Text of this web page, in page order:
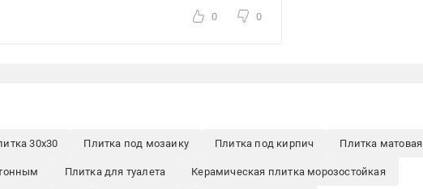
0 0
30x30 Плитка под мозаику Плитка под кирпич Плитка матовая
Плитка для туалета Керамическая плитка морозостойкая